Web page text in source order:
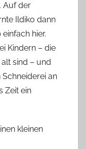
a
B
i
e
n
a
s
Auf der
Ildiko dann
hier.
Kindern – die
sind – und
Schneiderei an
Zeit ein
kleinen